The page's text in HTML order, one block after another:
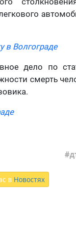
в Волгограде
дело по
смерть
в Новостях